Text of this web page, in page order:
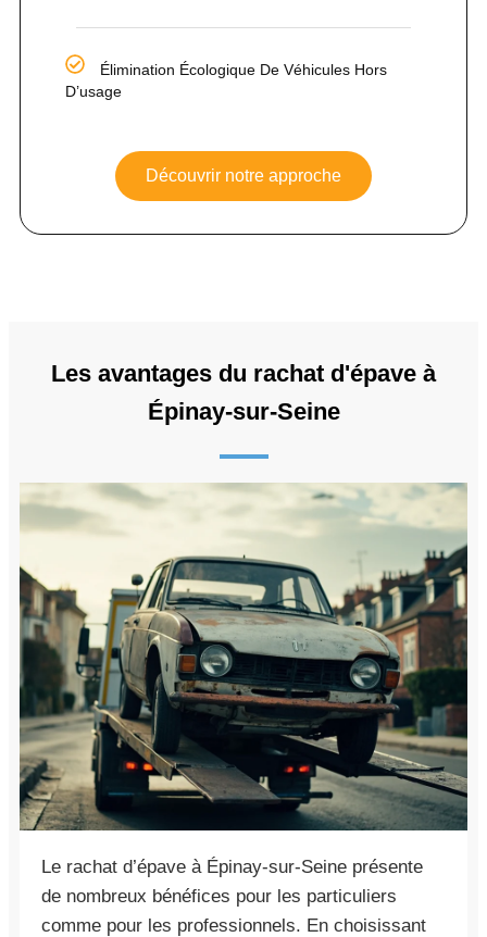
Élimination Écologique De Véhicules Hors
D’usage
Découvrir notre approche
Les avantages du rachat d'épave à
Épinay-sur-Seine
Le rachat d’épave à Épinay-sur-Seine présente
de nombreux bénéfices pour les particuliers
comme pour les professionnels. En choisissant